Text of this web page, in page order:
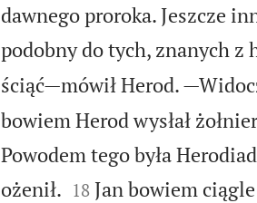
dawnego proroka. Jeszcze
podobny do tych, znanych z
ściąć—mówił Herod.
bowiem Herod wysłał
Powodem tego była
ożenił.
18 Jan bowiem